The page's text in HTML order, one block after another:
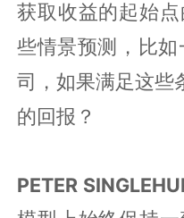
获取收益的起始
些情景预测，比如
司，如果满足这些
的回报？
PETER